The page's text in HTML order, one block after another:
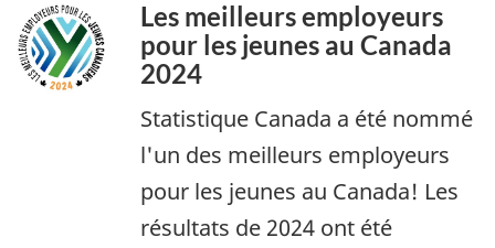
Les meilleurs employeurs
pour les jeunes au Canada
2024
Statistique Canada a été nommé
l'un des meilleurs employeurs
pour les jeunes au Canada! Les
résultats de 2024 ont été